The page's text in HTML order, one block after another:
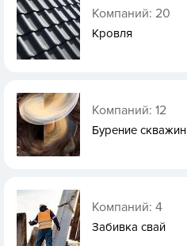
Компаний: 20
Кровля
Компаний: 12
Бурение скважин
Компаний: 4
Забивка свай